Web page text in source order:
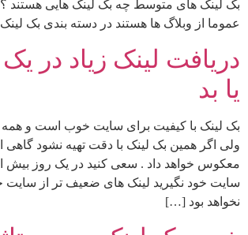
بک لینک های متوسط چه بک لینک هایی هستند
عموما از وبلاگ ها هستند در دسته بندی بک
دریافت لینک زیاد در
یا بد
بک لینک با کیفیت برای سایت خوب است و همه
ولی اگر همین بک لینک با دقت تهیه نشود گاهی
سایت خود نگیرید لینک های ضعیف تر از سایت
نخواهد بود […]